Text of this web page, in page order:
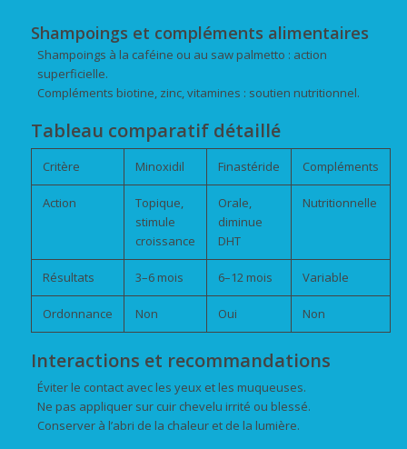
Shampoings et compléments alimentaires
Shampoings à la caféine ou au saw palmetto : action
superficielle.
Compléments biotine, zinc, vitamines : soutien nutritionnel.
Tableau comparatif détaillé
Critère Minoxidil Finastéride Compléments
Action
Topique,
stimule
croissance
Orale,
diminue
DHT
Nutritionnelle
Résultats 3–6 mois 6–12 mois Variable
Ordonnance Non Oui Non
Interactions et recommandations
Éviter le contact avec les yeux et les muqueuses.
Ne pas appliquer sur cuir chevelu irrité ou blessé.
Conserver à l’abri de la chaleur et de la lumière.